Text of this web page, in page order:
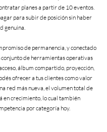
planes a partir de 10 eventos.
para subir de posición sin haber
genuina.
de permanencia, y conectado
de herramientas operativas
álbum compartido, proyección,
ofrecer a tus clientes como valor
red más nueva, el volumen total de
en crecimiento, lo cual también
por categoría hoy.